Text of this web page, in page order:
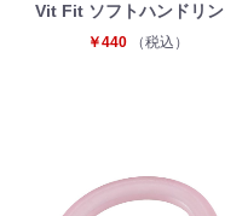
Vit Fit ソフトハンドリ
￥440 （税込）